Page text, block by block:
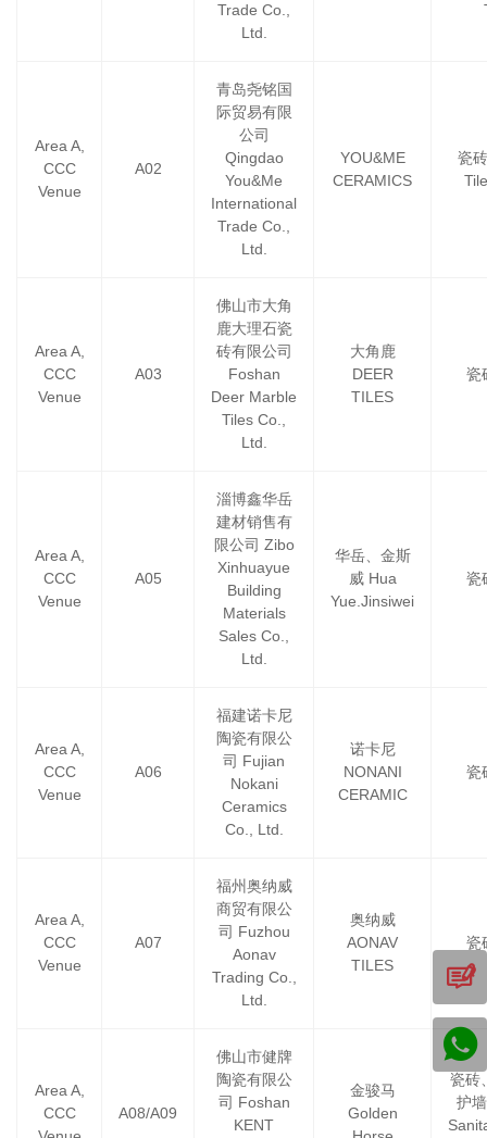
Trade Co.,
Ltd.
Area A,
CCC
Venue
A02
青岛尧铭国
际贸易有限
公司
Qingdao
You&Me
International
Trade Co.,
Ltd.
YOU&ME
CERAMICS
瓷
Area A,
CCC
Venue
A03
佛山市大角
鹿大理石瓷
砖有限公司
Foshan
Deer Marble
Tiles Co.,
Ltd.
大角鹿
DEER
TILES
瓷
Area A,
CCC
Venue
A05
淄博鑫华岳
建材销售有
限公司 Zibo
Xinhuayue
Building
Materials
Sales Co.,
Ltd.
华岳、金斯
威 Hua
Yue.Jinsiwei
瓷
Area A,
CCC
Venue
A06
福建诺卡尼
陶瓷有限公
司 Fujian
Nokani
Ceramics
Co., Ltd.
诺卡尼
NONANI
CERAMIC
瓷
Area A,
CCC
Venue
A07
福州奥纳威
商贸有限公
司 Fuzhou
Aonav
Trading Co.,
Ltd.
奥纳威
AONAV
TILES
瓷
Area A,
CCC
A08/A09
佛山市健牌
陶瓷有限公
司 Foshan
KENT
金骏马
Golden
瓷砖
护